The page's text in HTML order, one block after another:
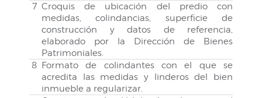
7 Croquis de ubicación del predio con
medidas, colindancias, superficie de
construcción y datos de referencia,
elaborado por la Dirección de Bienes
Patrimoniales.
8 Formato de colindantes con el que se
acredita las medidas y linderos del bien
inmueble a regularizar.